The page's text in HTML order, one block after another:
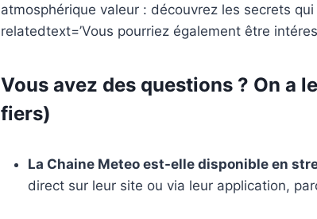
atmosphérique valeur : découvrez les secrets
relatedtext=’Vous pourriez également être
Vous avez des questions ? On a
fiers)
La Chaine Meteo est-elle disponible en
direct sur leur site ou via leur application,